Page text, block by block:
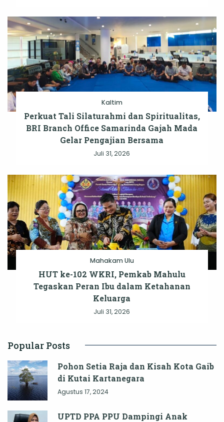
Kaltim
Perkuat Tali Silaturahmi dan Spiritualitas,
BRI Branch Office Samarinda Gajah Mada
Gelar Pengajian Bersama
Juli 31, 2026
Mahakam Ulu
HUT ke-102 WKRI, Pemkab Mahulu
Tegaskan Peran Ibu dalam Ketahanan
Keluarga
Juli 31, 2026
Popular Posts
Pohon Setia Raja dan Kisah Kota Gaib
di Kutai Kartanegara
Agustus 17, 2024
UPTD PPA PPU Dampingi Anak